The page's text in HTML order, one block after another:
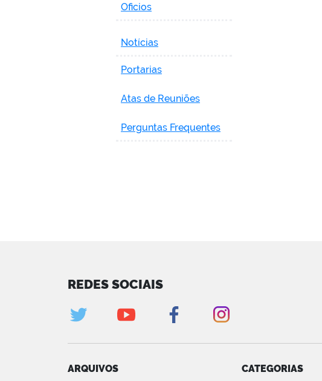
Oficios
Notícias
Portarias
Atas de Reuniões
Perguntas Frequentes
REDES SOCIAIS
ARQUIVOS CATEGORIAS